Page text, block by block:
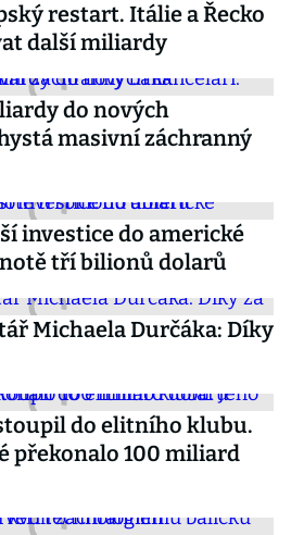
restart. Itálie a Řecko
další miliardy
do nových
masivní záchranný
investice do americké
tří bilionů dolarů
Michaela Durčáka: Díky
do elitního klubu.
překonalo 100 miliard